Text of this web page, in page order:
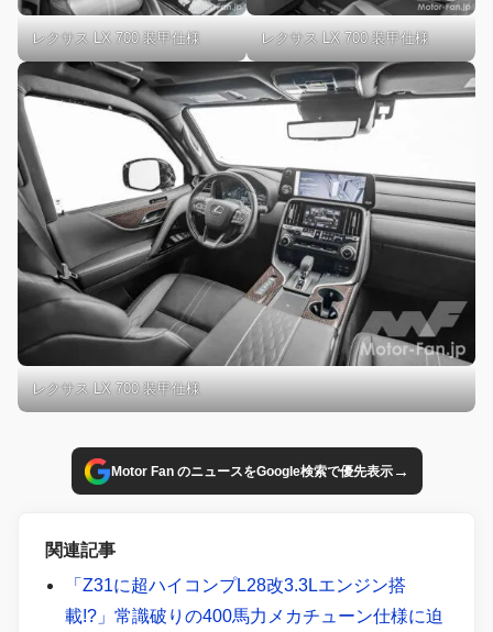
レクサス LX 700 装甲仕様 レクサス LX 700 装甲仕様
レクサス LX 700 装甲仕様
Motor Fan のニュースをGoogle検索で優先表示→
関連記事
「Z31に超ハイコンプL28改3.3Lエンジン搭
載!?」常識破りの400馬力メカチューン仕様に迫